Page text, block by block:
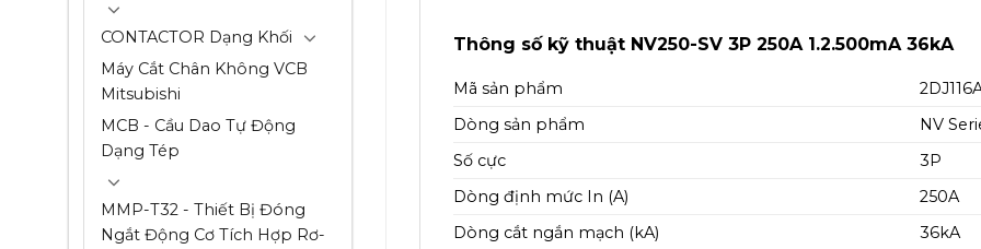
CONTACTOR Dạng Khối
Máy Cắt Chân Không VCB
Mitsubishi
MCB - Cầu Dao Tự Động
Dạng Tép
MMP-T32 - Thiết Bị Đóng
Ngắt Động Cơ Tích Hợp Rơ-
Thông số kỹ thuật NV250-SV 3P 250A 1.2.500mA 36kA
Mã sản phẩm
Dòng sản phẩm
NV
Số cực
3P
Dòng định mức In (A)
250A
Dòng cắt ngắn mạch (kA)
36kA